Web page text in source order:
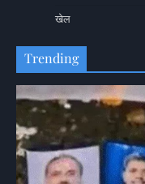
खेल
Trending